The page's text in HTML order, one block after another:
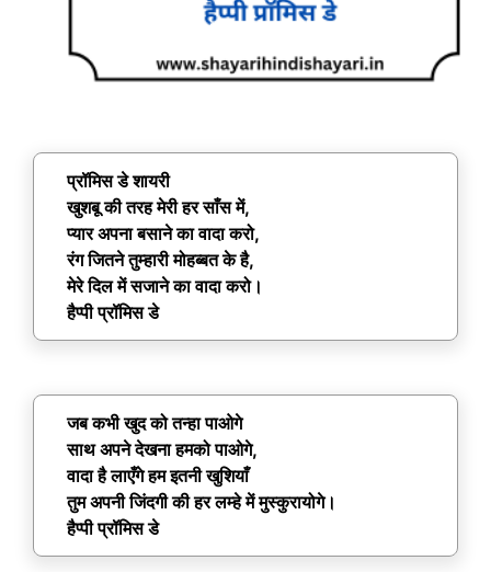
प्रॉमिस डे शायरी
खुशबू की तरह मेरी हर साँस में,
प्यार अपना बसाने का वादा करो,
रंग जितने तुम्हारी मोहब्बत के है,
मेरे दिल में सजाने का वादा करो।
हैप्पी प्रॉमिस डे
जब कभी खुद को तन्हा पाओगे
साथ अपने देखना हमको पाओगे,
वादा है लाएँगे हम इतनी खुशियाँ
तुम अपनी जिंदगी की हर लम्हे में मुस्कुरायोगे।
हैप्पी प्रॉमिस डे